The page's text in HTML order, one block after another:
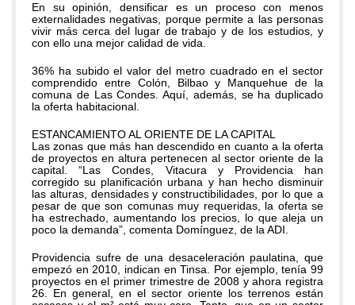
En su opinión, densificar es un proceso con menos
externalidades negativas, porque permite a las personas
vivir más cerca del lugar de trabajo y de los estudios, y
con ello una mejor calidad de vida.
36% ha subido el valor del metro cuadrado en el sector
comprendido entre Colón, Bilbao y Manquehue de la
comuna de Las Condes. Aquí, además, se ha duplicado
la oferta habitacional.
ESTANCAMIENTO AL ORIENTE DE LA CAPITAL
Las zonas que más han descendido en cuanto a la oferta
de proyectos en altura pertenecen al sector oriente de la
capital. “Las Condes, Vitacura y Providencia han
corregido su planificación urbana y han hecho disminuir
las alturas, densidades y constructibilidades, por lo que a
pesar de que son comunas muy requeridas, la oferta se
ha estrechado, aumentando los precios, lo que aleja un
poco la demanda”, comenta Domínguez, de la ADI.
Providencia sufre de una desaceleración paulatina, que
empezó en 2010, indican en Tinsa. Por ejemplo, tenía 99
proyectos en el primer trimestre de 2008 y ahora registra
26. En general, en el sector oriente los terrenos están